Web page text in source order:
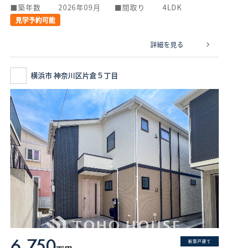
築年数
2026年09月 間取り 4LDK
見学予約可能
詳細を見る
横浜市 神奈川区片倉５丁目
新築戸建て